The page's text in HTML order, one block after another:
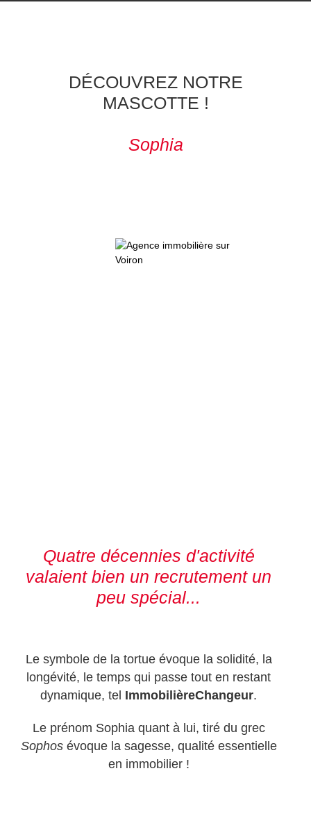
DÉCOUVREZ NOTRE
MASCOTTE !
Sophia
Quatre décennies d'activité
valaient bien un recrutement un
peu spécial...
Le symbole de la tortue évoque la solidité, la
longévité, le temps qui passe tout en restant
dynamique, tel ImmobilièreChangeur.
Le prénom Sophia quant à lui, tiré du grec
Sophos évoque la sagesse, qualité essentielle
en immobilier !